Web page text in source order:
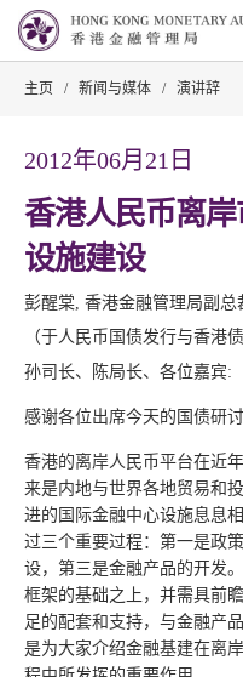
主页 / 新闻与媒体 / 演讲辞
2012年06月21日
香港人民币离
设施建设
彭醒棠, 香港金融管理局副总
（于人民币国债发行与香港
孙司长、陈局长、各位嘉宾:
感谢各位出席今天的国债研讨
香港的离岸人民币平台在近
来是内地与世界各地贸易和
进的国际金融中心设施息息
过三个重要过程：第一是政
设，第三是金融产品的开发
框架的基础之上，并需具前
足的配套和支持，与金融产
是为大家介绍金融基建在离